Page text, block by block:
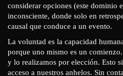
considerar opciones (este dominio
inconsciente, donde solo en
causal que conduce a un evento.
La voluntad es la capacidad
porque uno mismo es un
y lo realizamos por elección. Esto
acceso a nuestros anhelos. Sin